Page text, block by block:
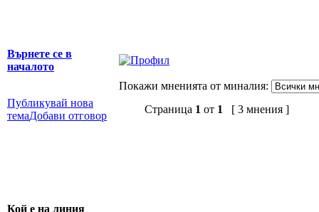
Върнете се в
началото
Покажи мненията от миналия:
Публикувай нова
темаДобави отговор
Страница 1 от 1 [ 3 мнения ]
Кой е на линия